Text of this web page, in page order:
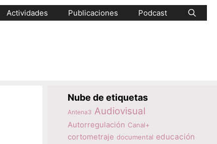
Actividades Publicaciones Podcast
Nube de etiquetas
Antena3 Audiovisual
Autorregulación Canal+
cortometraje documental educación